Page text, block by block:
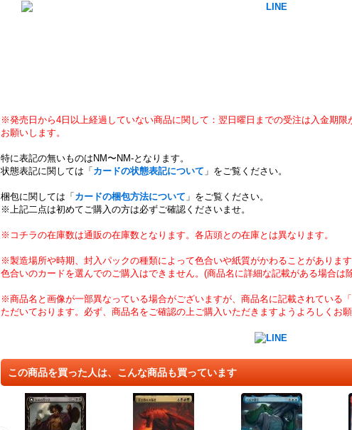
※発売日から4日以上経過していない商品に関して：翌日曜日までの受注は入金期
お願いします。
特に表記の無いものはNM〜NM-となります。
状態表記に関しては「 カードの状態表記について 」をご覧ください。
梱包に関しては「 カードの梱包方法について 」をご覧ください。
※上記二点は初めてご購入の方は必ずご確認くださいませ。
※コチラの在庫数は通販の在庫数となります。各店頭との在庫とは異なります。
※製造場所や時期、封入パックの種類によって色合いや紙質がかわることがありま
色合いのカードを選んでのご購入はできません。(商品名に詳細な記載がある場合は
※商品名と画像が一部異なっている場合がございますが、商品名に記載されている
ただいております。必ず、商品名をご確認の上ご購入いただきますようよろしくお願
この商品を買った人は、こんな商品も買っています